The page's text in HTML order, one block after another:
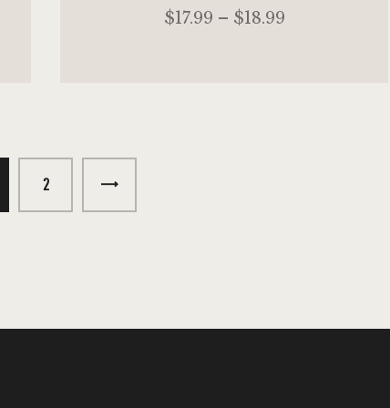
mit
$17.99 – $18.99
2